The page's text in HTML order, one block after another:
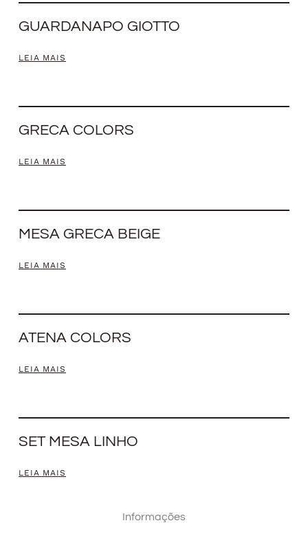
GUARDANAPO GIOTTO
LEIA MAIS
GRECA COLORS
LEIA MAIS
MESA GRECA BEIGE
LEIA MAIS
ATENA COLORS
LEIA MAIS
SET MESA LINHO
LEIA MAIS
Informações